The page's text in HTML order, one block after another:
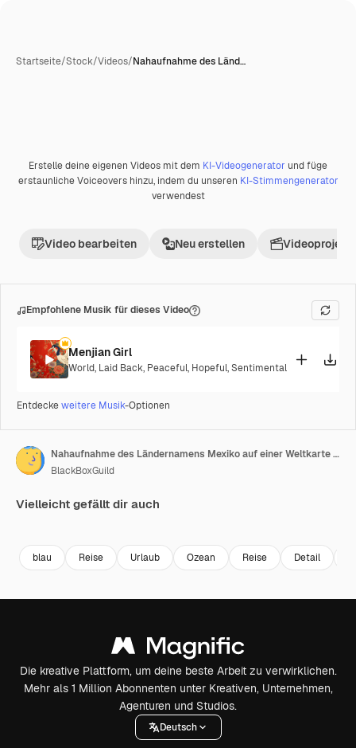
Startseite/Stock/Videos/Nahaufnahme des Länd…
Premium
Erstelle deine eigenen Videos mit dem KI-Videogenerator und füge
erstaunliche Voiceovers hinzu, indem du unseren KI-Stimmengenerator
verwendest
Video bearbeiten Neu erstellen Videoprojekt
Empfohlene Musik für dieses Video
Menjian Girl
World, Laid Back, Peaceful, Hopeful,Sentimental
Entdeckeweitere Musik-Optionen
Nahaufnahme des Ländernamens Mexiko auf einer Weltkarte mit dem detaillierten Namen der Hauptstadt
BlackBoxGuild
Vielleicht gefällt dir auch
blau Reise Urlaub Ozean Reise Detail
Die kreative Plattform, um deine beste Arbeit zu verwirklichen.
Mehr als 1 Million Abonnenten unter Kreativen, Unternehmen,
Agenturen und Studios.
Deutsch